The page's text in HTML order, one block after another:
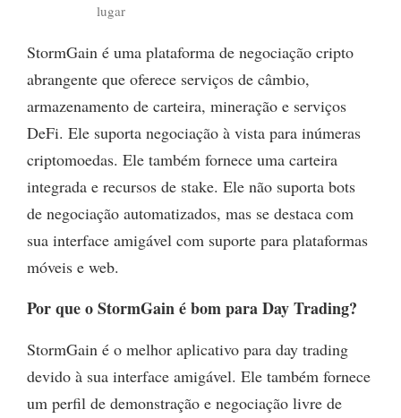
lugar
StormGain é uma plataforma de negociação cripto
abrangente que oferece serviços de câmbio,
armazenamento de carteira, mineração e serviços
DeFi. Ele suporta negociação à vista para inúmeras
criptomoedas. Ele também fornece uma carteira
integrada e recursos de stake. Ele não suporta bots
de negociação automatizados, mas se destaca com
sua interface amigável com suporte para plataformas
móveis e web.
Por que o StormGain é bom para Day Trading?
StormGain é o melhor aplicativo para day trading
devido à sua interface amigável. Ele também fornece
um perfil de demonstração e negociação livre de